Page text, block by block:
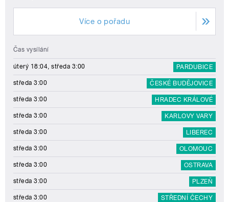
Více o pořadu
Čas vysílání
úterý 18:04, středa 3:00 PARDUBICE
středa 3:00 ČESKÉ BUDĚJOVICE
středa 3:00 HRADEC KRÁLOVÉ
středa 3:00 KARLOVY VARY
středa 3:00 LIBEREC
středa 3:00 OLOMOUC
středa 3:00 OSTRAVA
středa 3:00 PLZEŇ
středa 3:00 STŘEDNÍ ČECHY